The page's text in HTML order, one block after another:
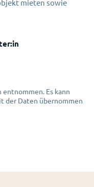
mieten sowie
Es kann
der Daten übernommen